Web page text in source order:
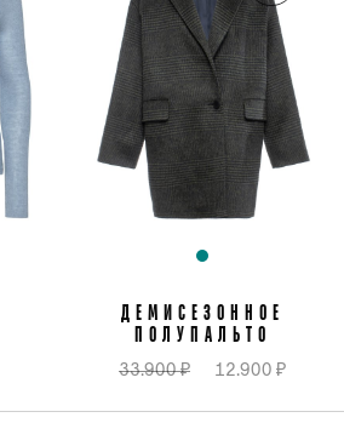
ДЕМИСЕЗОННОЕ
ПОЛУПАЛЬТО
33.900 ₽ 12.900 ₽